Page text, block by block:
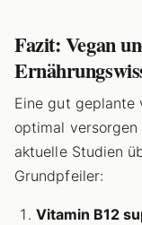
Fazit: Vegan
Eine gut geplante
optimal versorgen
aktuelle Studien
Grundpfeiler:
Vitamin B12